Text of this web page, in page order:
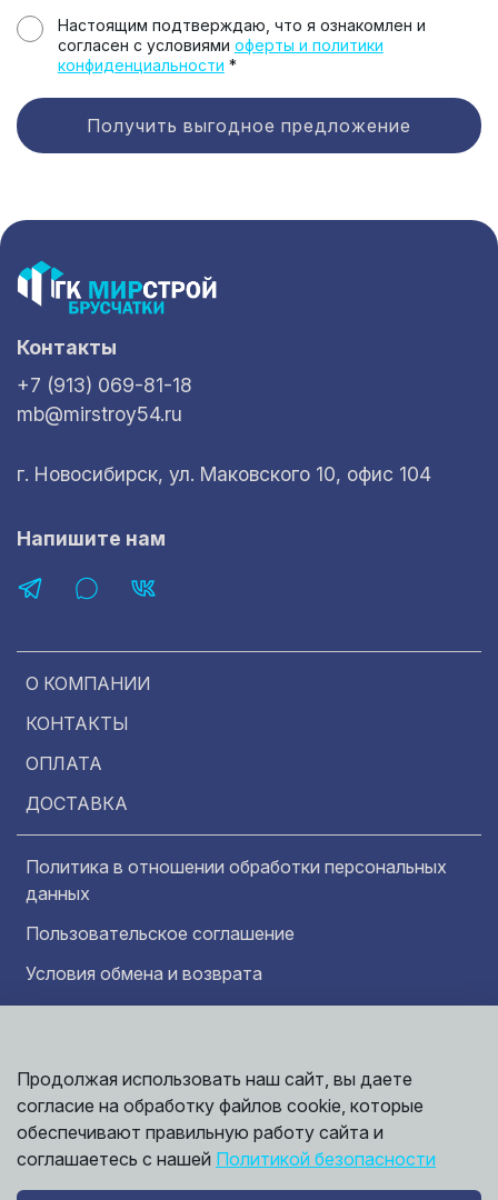
Настоящим подтверждаю, что я ознакомлен и
согласен с условиями оферты и политики
конфиденциальности *
Получить выгодное предложение
О КОМПАНИИ
КОНТАКТЫ
ОПЛАТА
ДОСТАВКА
Политика в отношении обработки персональных
данных
Пользовательское соглашение
Условия обмена и возврата
Контакты
+7 (913) 069-81-18
mb@mirstroy54.ru
г. Новосибирск, ул. Маковского 10, офис 104
Напишите нам
©
Информация представленная на сайте
носит исключительно ознакомительный
характер и ни при каких условиях не может
считаться публичной офертой. Точные
сведения о ценах, условиях продажи и
Продолжая использовать наш сайт, вы даете
согласие на обработку файлов cookie, которые
обеспечивают правильную работу сайта и
соглашаетесь с нашей Политикой безопасности
обработки